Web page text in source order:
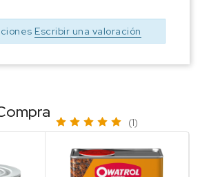
Escribir una valoración
(1)